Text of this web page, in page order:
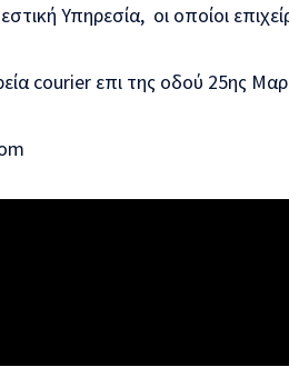
Υπηρεσία, οι οποίοι
courier επι της οδού 25ης